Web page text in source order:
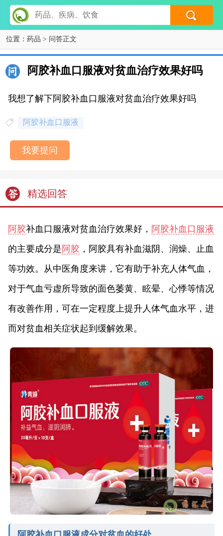
位置： 药品 > 问答正文
阿胶补血口服液对贫血治疗效果好吗
我想了解下阿胶补血口服液对贫血治疗效果好吗
阿胶补血口服液
我要提问
精选回答
阿胶补血口服液对贫血治疗效果好， 阿胶补血口服液
的主要成分是 阿胶 ，阿胶具有补血滋阴、润燥、止血
等功效。从中医角度来讲，它有助于补充人体气血，
对于气血亏虚所导致的面色萎黄、眩晕、心悸等情况
有改善作用，可在一定程度上提升人体气血水平，进
而对贫血相关症状起到缓解效果。